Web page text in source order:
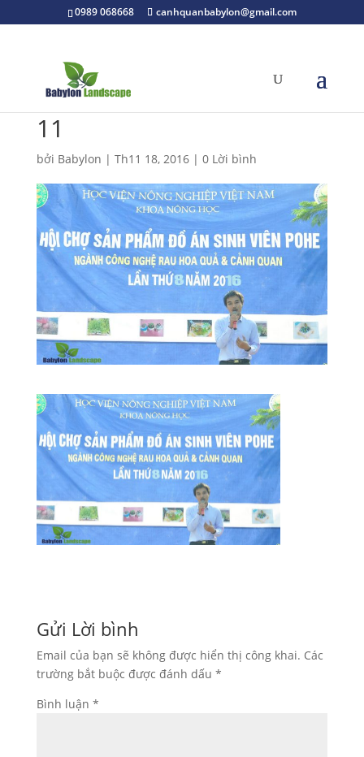
0989 068668 canhquanbabylon@gmail.com
11
bởi Babylon | Th11 18, 2016| 0 Lời bình
Gửi Lời bình
Email của bạn sẽ không được hiển thị công khai. Các
trường bắt buộc được đánh dấu *
Bình luận *